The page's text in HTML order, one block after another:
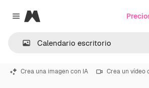
Close menu
Magnific
Crea una imagen con IA Crea un vídeo